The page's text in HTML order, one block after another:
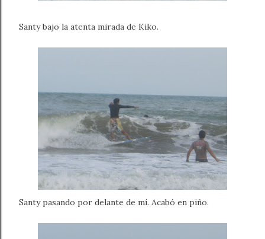
Santy bajo la atenta mirada de Kiko.
Santy pasando por delante de mí. Acabó en piño.